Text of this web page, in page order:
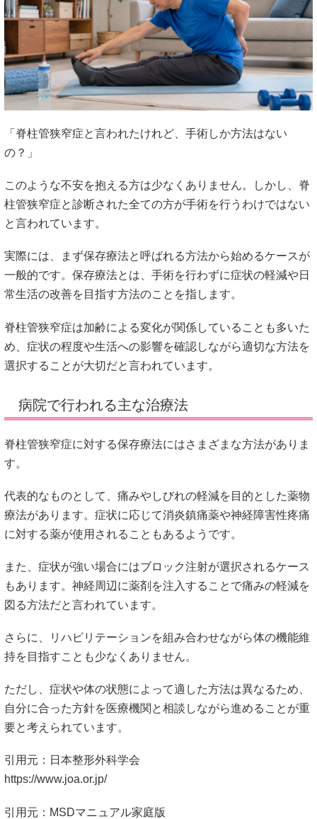
「脊柱管狭窄症と言われたけれど、手術しか方法はない
の？」
このような不安を抱える方は少なくありません。しかし、脊
柱管狭窄症と診断された全ての方が手術を行うわけではない
と言われています。
実際には、まず保存療法と呼ばれる方法から始めるケースが
一般的です。保存療法とは、手術を行わずに症状の軽減や日
常生活の改善を目指す方法のことを指します。
脊柱管狭窄症は加齢による変化が関係していることも多いた
め、症状の程度や生活への影響を確認しながら適切な方法を
選択することが大切だと言われています。
病院で行われる主な治療法
脊柱管狭窄症に対する保存療法にはさまざまな方法がありま
す。
代表的なものとして、痛みやしびれの軽減を目的とした薬物
療法があります。症状に応じて消炎鎮痛薬や神経障害性疼痛
に対する薬が使用されることもあるようです。
また、症状が強い場合にはブロック注射が選択されるケース
もあります。神経周辺に薬剤を注入することで痛みの軽減を
図る方法だと言われています。
さらに、リハビリテーションを組み合わせながら体の機能維
持を目指すことも少なくありません。
ただし、症状や体の状態によって適した方法は異なるため、
自分に合った方針を医療機関と相談しながら進めることが重
要と考えられています。
引用元：日本整形外科学会
https://www.joa.or.jp/
引用元：MSDマニュアル家庭版